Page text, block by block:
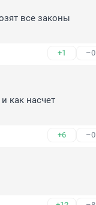
все законы
+1 –0
как насчет
+6 –0